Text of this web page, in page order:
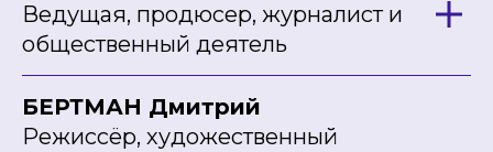
Ведущая, продюсер, журналист и
общественный деятель
БЕРТМАН Дмитрий
Режиссёр, художественный